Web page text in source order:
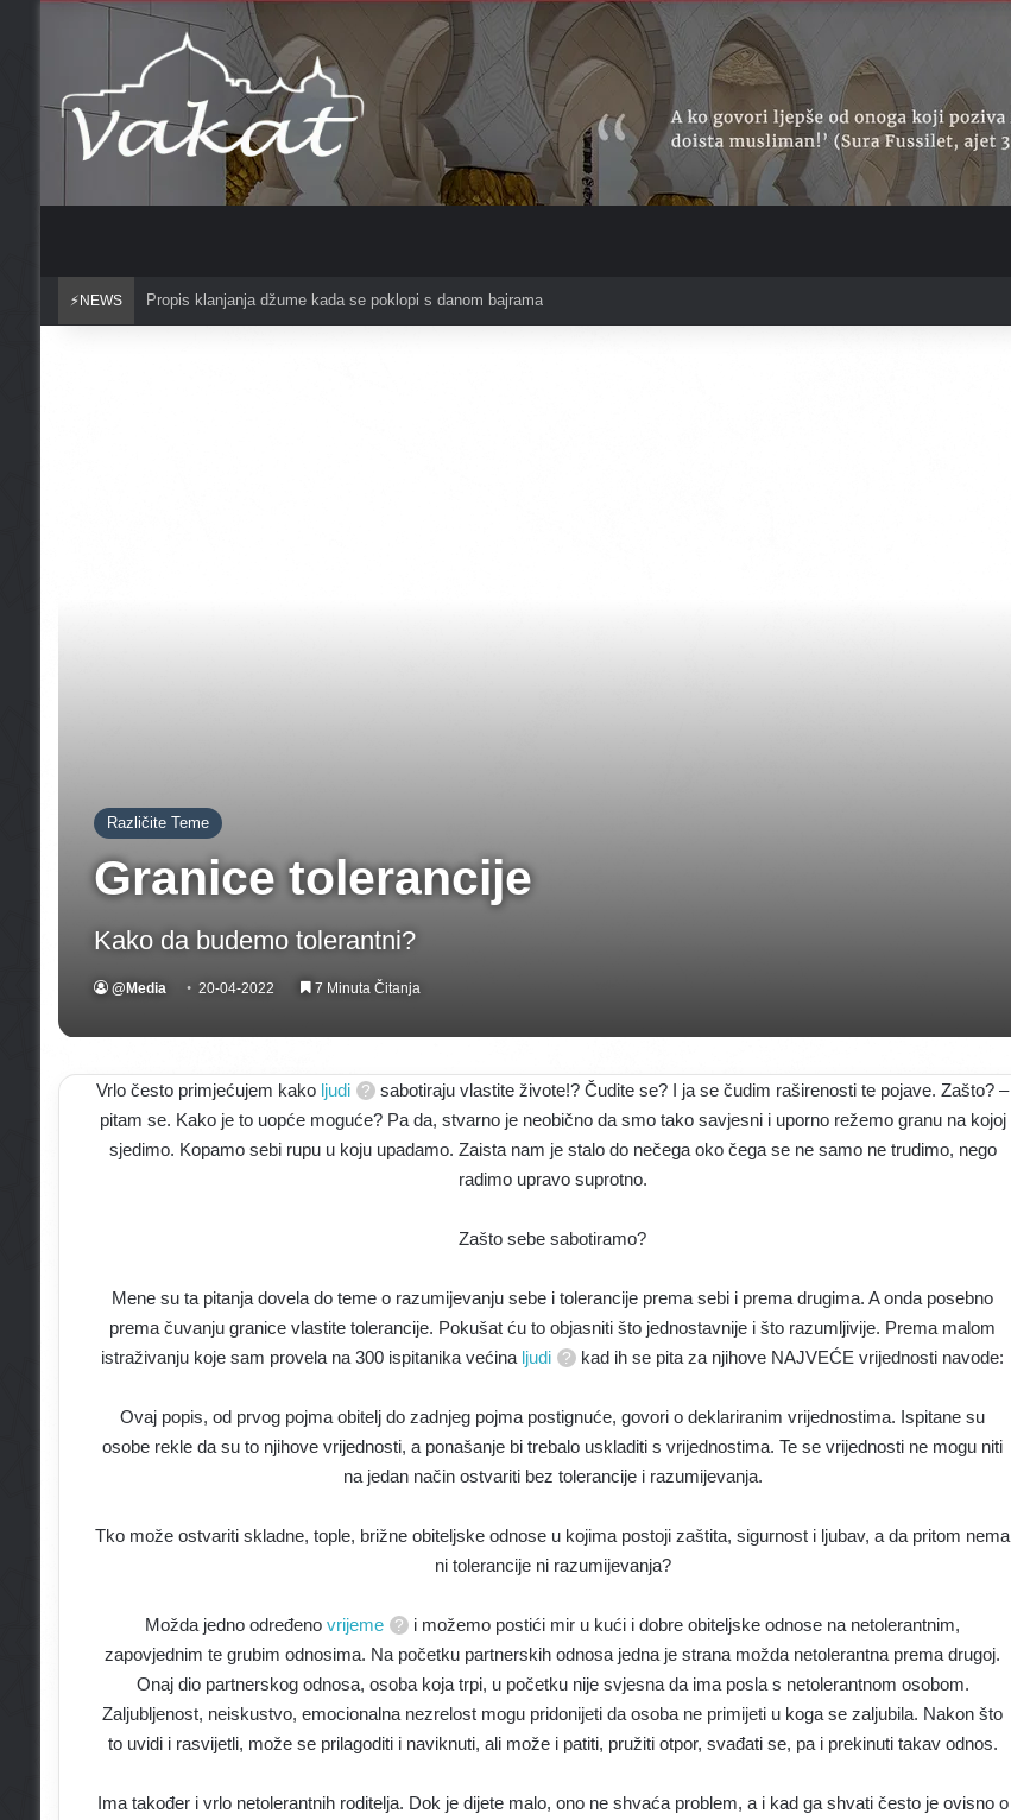
⚡NEWS Čuvajte se griješenja u mjesecu redžebu?
Različite Teme
Granice tolerancije
Kako da budemo tolerantni?
@Media 20-04-2022 7 Minuta Čitanja
Vrlo često primjećujem kako ljudi
sabotiraju vlastite živote!? Čudite se? I ja se čudim raširenosti te pojave. Zašto? –
pitam se. Kako je to uopće moguće? Pa da, stvarno je neobično da smo tako savjesni i uporno režemo granu na kojoj
sjedimo. Kopamo sebi rupu u koju upadamo. Zaista nam je stalo do nečega oko čega se ne samo ne trudimo, nego
radimo upravo suprotno.
Zašto sebe sabotiramo?
Mene su ta pitanja dovela do teme o razumijevanju sebe i tolerancije prema sebi i prema drugima. A onda posebno
prema čuvanju granice vlastite tolerancije. Pokušat ću to objasniti što jednostavnije i što razumljivije. Prema malom
istraživanju koje sam provela na 300 ispitanika većina ljudi kad ih se pita za njihove NAJVEĆE vrijednosti navode:
Ovaj popis, od prvog pojma obitelj do zadnjeg pojma postignuće, govori o deklariranim vrijednostima. Ispitane su
osobe rekle da su to njihove vrijednosti, a ponašanje bi trebalo uskladiti s vrijednostima. Te se vrijednosti ne mogu niti
na jedan način ostvariti bez tolerancije i razumijevanja.
Tko može ostvariti skladne, tople, brižne obiteljske odnose u kojima postoji zaštita, sigurnost i ljubav, a da pritom nema
ni tolerancije ni razumijevanja?
Možda jedno određenovrijeme
i možemo postići mir u kući i dobre obiteljske odnose na netolerantnim,
zapovjednim te grubim odnosima. Na početku partnerskih odnosa jedna je strana možda netolerantna prema drugoj.
Onaj dio partnerskog odnosa, osoba koja trpi, u početku nije svjesna da ima posla s netolerantnom osobom.
Zaljubljenost, neiskustvo, emocionalna nezrelost mogu pridonijeti da osoba ne primijeti u koga se zaljubila. Nakon što
to uvidi i rasvijetli, može se prilagoditi i naviknuti, ali može i patiti, pružiti otpor, svađati se, pa i prekinuti takav odnos.
Ima također i vrlo netolerantnih roditelja. Dok je dijete malo, ono ne shvaća problem, a i kad ga shvati često je ovisno o